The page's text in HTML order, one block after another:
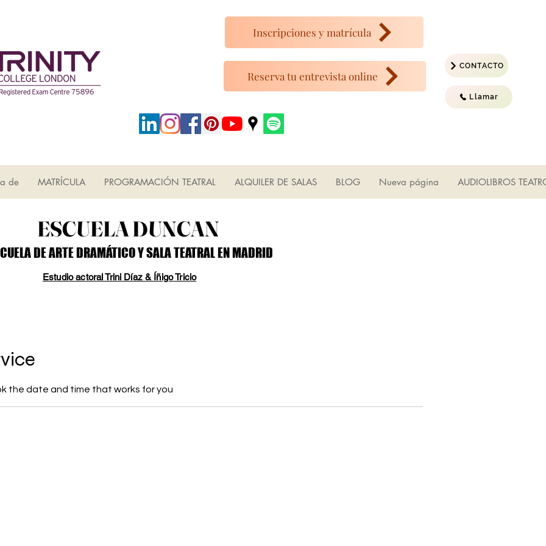
Reserva tu entrevista online
Llamar
CONTACTO
Inscripciones y matrícula
de MATRÍCULA PROGRAMACIÓN TEATRAL ALQUILER DE SALAS BLOG Nueva página AUDIOLIBROS
ESCUELA DUNCAN
ESCUELA DUNCAN
DE ARTE DRAMÁTICO Y SALA TEATRAL EN MADRID
DE ARTE DRAMÁTICO Y SALA TEATRAL EN MADRID
Estudio actoral Trini Díaz & Íñigo Tricio
the date and time that works for you